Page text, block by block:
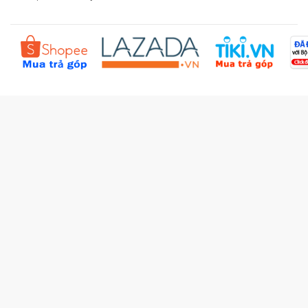
Câu hỏi thường gặp (FAQs)
Kiểm tra đơn hàng
Liên hệ BookBuy
Đặt hàng theo yêu cầu